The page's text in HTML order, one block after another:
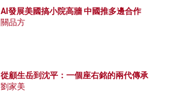
AI發展美國搞小院高牆 中國推多邊合作
關品方
從顧生岳到沈平：一個座右銘的兩代傳承
劉家美